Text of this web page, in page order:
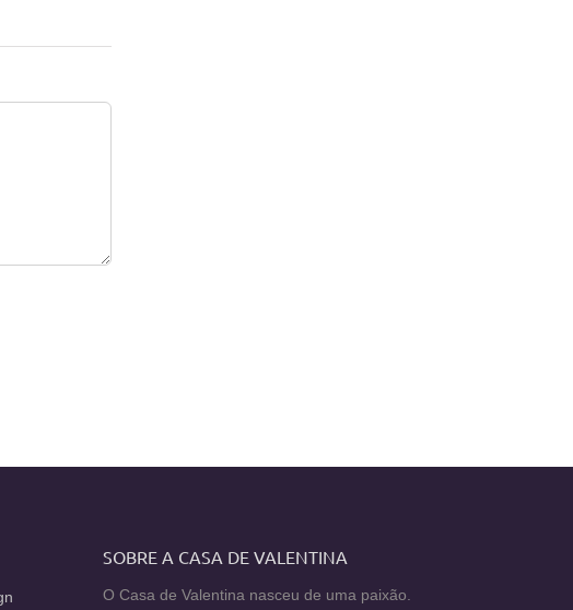
SOBRE A CASA DE VALENTINA
O Casa de Valentina nasceu de uma paixão.